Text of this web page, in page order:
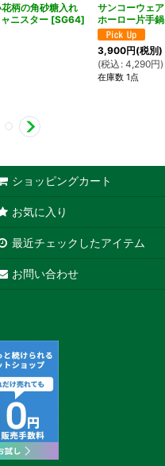
柄の角砂糖入れ
ニスター [SG64]
サンコーウェ
ホーロー片手
3,900円(税別)
(税込 : 4,290円)
在庫数 1点
ショッピングカート
お気に入り
最近チェックしたアイテム
お問い合わせ